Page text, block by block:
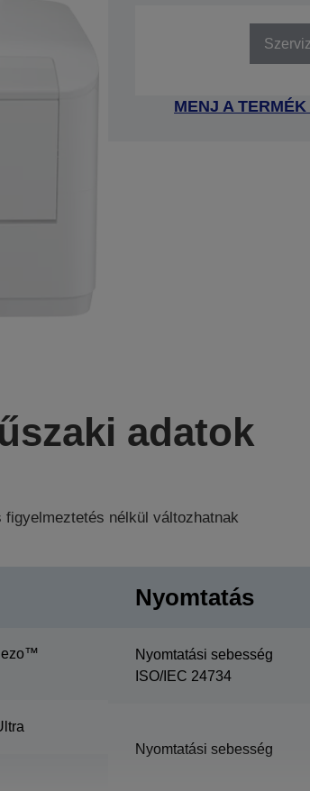
MENJ A
adatok
nélkül változhatnak
Nyomtatás
Nyomtatási sebesség
ISO/IEC 24734
Nyomtatási sebesség